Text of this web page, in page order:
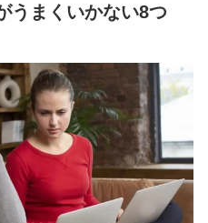
うまくいかない8つ